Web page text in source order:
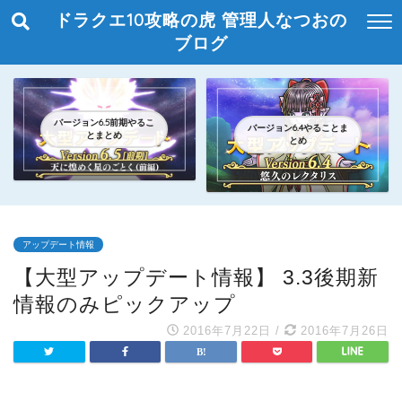
ドラクエ10攻略の虎 管理人なつおの
ブログ
バージョン6.5前期やるこ
とまとめ
バージョン6.4やることま
とめ
アップデート情報
【大型アップデート情報】 3.3後期新
情報のみピックアップ
2016年7月22日 / 2016年7月26日